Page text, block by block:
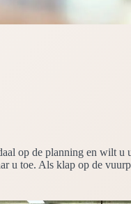
op de planning en wilt
toe. Als klap op de